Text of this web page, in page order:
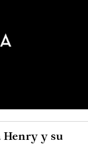
Henry y su